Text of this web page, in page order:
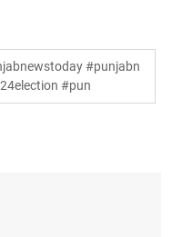
#punjabn
#pun